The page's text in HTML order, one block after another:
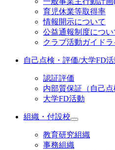
育児休業等取得率
情報開示について
公益通報制度につい
クラブ活動ガイドラ
自己点検・評価/大学FD
認証評価
内部質保証（自己点
大学FD活動
組織・付設校
教育研究組織
事務組織